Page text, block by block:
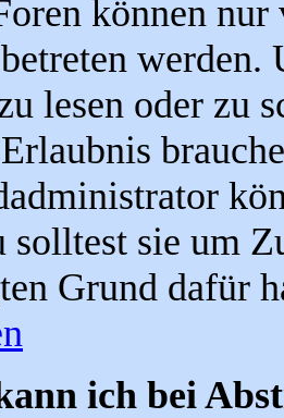
können
lesen oder zu
solltest sie um
Grund dafür
ich bei